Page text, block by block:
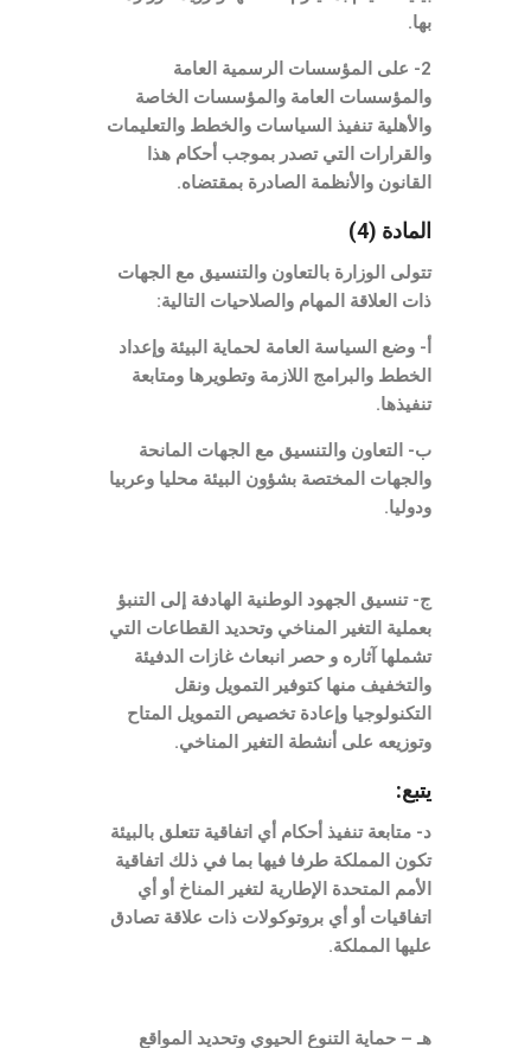
بها.
2- على المؤسسات الرسمية العامة
والمؤسسات العامة والمؤسسات الخاصة
والأهلية تنفيذ السياسات والخطط والتعليمات
والقرارات التي تصدر بموجب أحكام هذا
القانون والأنظمة الصادرة بمقتضاه.
المادة (4)
تتولى الوزارة بالتعاون والتنسيق مع الجهات
ذات العلاقة المهام والصلاحيات التالية:
أ- وضع السياسة العامة لحماية البيئة وإعداد
الخطط والبرامج اللازمة وتطويرها ومتابعة
تنفيذها.
ب- التعاون والتنسيق مع الجهات المانحة
والجهات المختصة بشؤون البيئة محليا وعربيا
ودوليا.
ج- تنسيق الجهود الوطنية الهادفة إلى التنبؤ
بعملية التغير المناخي وتحديد القطاعات التي
تشملها آثاره و حصر انبعاث غازات الدفيئة
والتخفيف منها كتوفير التمويل ونقل
التكنولوجيا وإعادة تخصيص التمويل المتاح
وتوزيعه على أنشطة التغير المناخي.
يتبع:
د- متابعة تنفيذ أحكام أي اتفاقية تتعلق بالبيئة
تكون المملكة طرفا فيها بما في ذلك اتفاقية
الأمم المتحدة الإطارية لتغير المناخ أو أي
اتفاقيات أو أي بروتوكولات ذات علاقة تصادق
عليها المملكة.
هـ – حماية التنوع الحيوي وتحديد المواقع